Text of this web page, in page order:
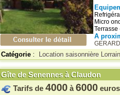
Micro
Terrasse
A
Catégorie : Location saisonnière
Gîte de Senennes à Claudon
Tarifs de 4000 à 6000